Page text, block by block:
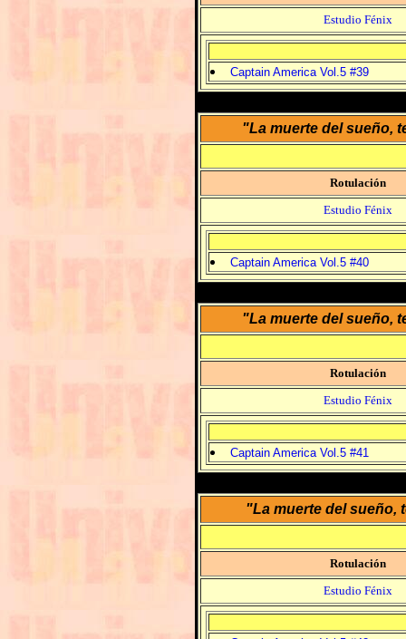
Estudio Fénix
Captain America Vol.5 #39
"La muerte del sueño,
Rotulación
Estudio Fénix
Captain America Vol.5 #40
"La muerte del sueño,
Rotulación
Estudio Fénix
Captain America Vol.5 #41
"La muerte del sueño,
Rotulación
Estudio Fénix